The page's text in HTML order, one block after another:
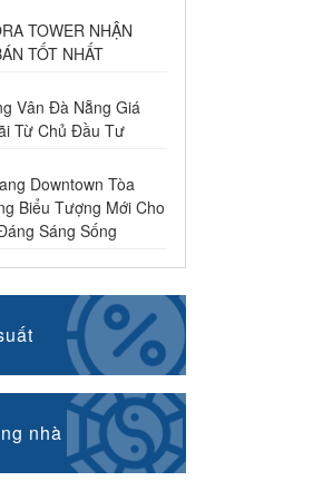
TOWER NHẬN
TỐT NHẤT
Vân Đà Nẵng Giá
Từ Chủ Đầu Tư
Downtown Tòa
Biểu Tượng Mới Cho
Sáng Sống
nhà